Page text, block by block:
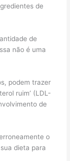
de
de
não é uma
podem trazer
ruim’ (LDL-
de
o
dieta para